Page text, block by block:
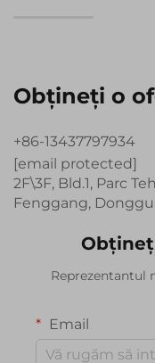
Obțineți o
+86-13437797934
[email protected]
2F\3F, Bld.1, Parc
Fenggang,
Reprezentantul
Email